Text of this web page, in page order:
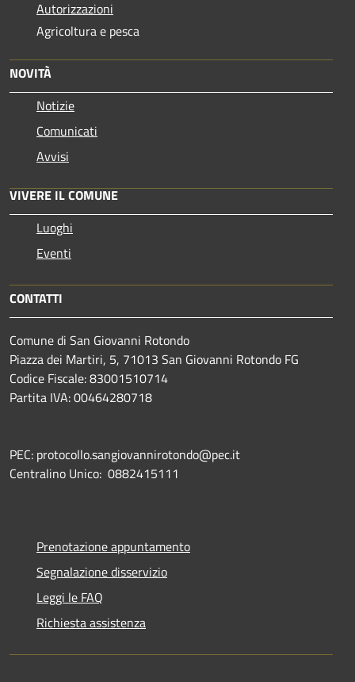
Autorizzazioni
Agricoltura e pesca
NOVITÀ
Notizie
Comunicati
Avvisi
VIVERE IL COMUNE
Luoghi
Eventi
CONTATTI
Comune di San Giovanni Rotondo
Piazza dei Martiri, 5, 71013 San Giovanni Rotondo FG
Codice Fiscale: 83001510714
Partita IVA: 00464280718
PEC: protocollo.sangiovannirotondo@pec.it
Centralino Unico: 0882415111
Prenotazione appuntamento
Segnalazione disservizio
Leggi le FAQ
Richiesta assistenza